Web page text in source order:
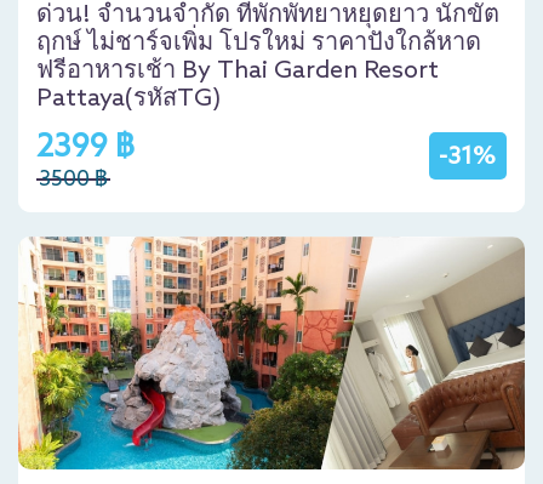
ด่วน! จำนวนจำกัด ที่พักพัทยาหยุดยาว นักขัต
ฤกษ์ ไม่ชาร์จเพิ่ม โปรใหม่ ราคาปังใกล้หาด
ฟรีอาหารเช้า By Thai Garden Resort
Pattaya(รหัสTG)
-31%
2399 ฿
3500 ฿